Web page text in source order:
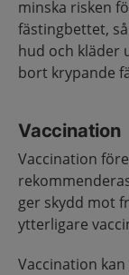
minska risken
fästingbettet,
hud och kläder
bort krypande
Vaccination
Vaccination
ger skydd mot
ytterligare
Vaccination